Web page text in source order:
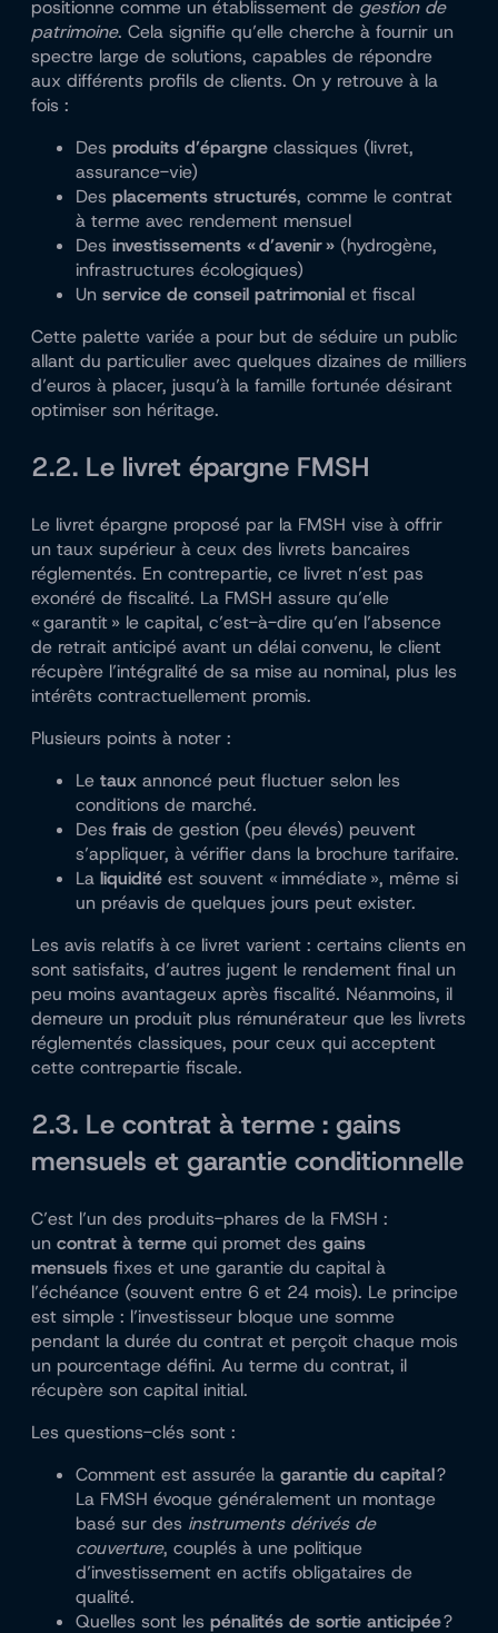
positionne comme un établissement de gestion de
patrimoine. Cela signifie qu’elle cherche à fournir un
spectre large de solutions, capables de répondre
aux différents profils de clients. On y retrouve à la
fois :
Des produits d’épargne classiques (livret,
assurance-vie)
Des placements structurés, comme le contrat
à terme avec rendement mensuel
Des investissements « d’avenir » (hydrogène,
infrastructures écologiques)
Un service de conseil patrimonial et fiscal
Cette palette variée a pour but de séduire un public
allant du particulier avec quelques dizaines de milliers
d’euros à placer, jusqu’à la famille fortunée désirant
optimiser son héritage.
2.2. Le livret épargne FMSH
Le livret épargne proposé par la FMSH vise à offrir
un taux supérieur à ceux des livrets bancaires
réglementés. En contrepartie, ce livret n’est pas
exonéré de fiscalité. La FMSH assure qu’elle
« garantit » le capital, c’est-à-dire qu’en l’absence
de retrait anticipé avant un délai convenu, le client
récupère l’intégralité de sa mise au nominal, plus les
intérêts contractuellement promis.
Plusieurs points à noter :
Le taux annoncé peut fluctuer selon les
conditions de marché.
Des frais de gestion (peu élevés) peuvent
s’appliquer, à vérifier dans la brochure tarifaire.
La liquidité est souvent « immédiate », même si
un préavis de quelques jours peut exister.
Les avis relatifs à ce livret varient : certains clients en
sont satisfaits, d’autres jugent le rendement final un
peu moins avantageux après fiscalité. Néanmoins, il
demeure un produit plus rémunérateur que les livrets
réglementés classiques, pour ceux qui acceptent
cette contrepartie fiscale.
2.3. Le contrat à terme : gains
mensuels et garantie conditionnelle
C’est l’un des produits-phares de la FMSH :
un contrat à terme qui promet des gains
mensuels fixes et une garantie du capital à
l’échéance (souvent entre 6 et 24 mois). Le principe
est simple : l’investisseur bloque une somme
pendant la durée du contrat et perçoit chaque mois
un pourcentage défini. Au terme du contrat, il
récupère son capital initial.
Les questions-clés sont :
Comment est assurée la garantie du capital?
La FMSH évoque généralement un montage
basé sur des instruments dérivés de
couverture, couplés à une politique
d’investissement en actifs obligataires de
qualité.
Quelles sont les pénalités de sortie anticipée?